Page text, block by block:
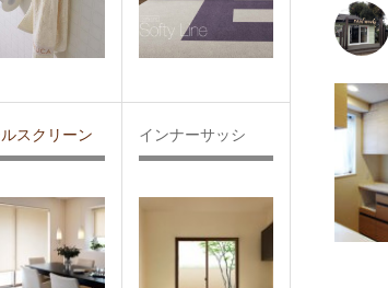
スクリーン インナーサッシ